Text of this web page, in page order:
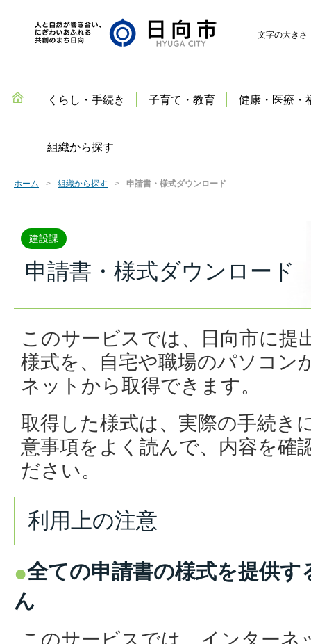
文字の大きさ
くらし・手続き 子育て・教育 健康・医療・
組織から探す
ホーム 組織から探す 申請書・様式ダウンロード
建設課
申請書・様式ダウンロード
このサービスでは、日向市に提
様式を、自宅や職場のパソコン
ネットから取得できます。
取得した様式は、実際の手続き
意事項をよく読んで、内容を確
ださい。
利用上の注意
全ての申請書の様式を提供
ん
このサービスでは、インターネ